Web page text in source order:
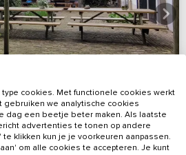
9,3 (42 reviews)
cookies. Met functionele cookies werkt
we analytische cookies
dag een beetje beter maken. Als laatste
advertenties te tonen op andere
klikken kun je je voorkeuren aanpassen.
om alle cookies te accepteren. Je kunt